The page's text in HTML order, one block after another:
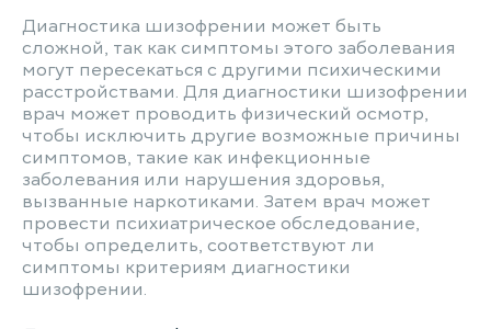
Диагностика шизофрении может быть
сложной, так как симптомы этого заболевания
могут пересекаться с другими психическими
расстройствами. Для диагностики шизофрении
врач может проводить физический осмотр,
чтобы исключить другие возможные причины
симптомов, такие как инфекционные
заболевания или нарушения здоровья,
вызванные наркотиками. Затем врач может
провести психиатрическое обследование,
чтобы определить, соответствуют ли
симптомы критериям диагностики
шизофрении.